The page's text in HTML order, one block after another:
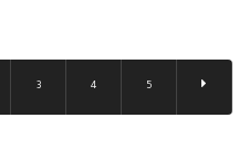
3 4 5